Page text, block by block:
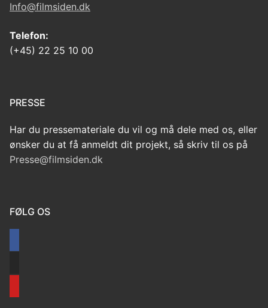
Info@filmsiden.dk
Telefon:
(+45) 22 25 10 00
PRESSE
Har du pressemateriale du vil og må dele med os, eller
ønsker du at få anmeldt dit projekt, så skriv til os på
Presse@filmsiden.dk
FØLG OS